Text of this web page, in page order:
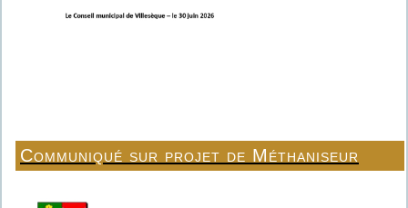
Communiqué sur projet de Méthaniseur